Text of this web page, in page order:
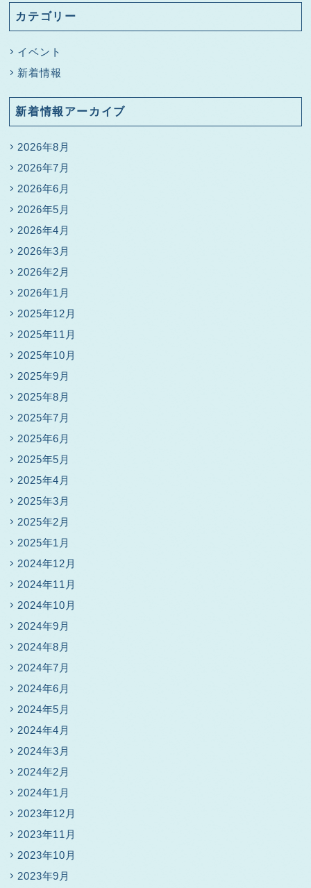
カテゴリー
イベント
新着情報
新着情報アーカイブ
2026年8月
2026年7月
2026年6月
2026年5月
2026年4月
2026年3月
2026年2月
2026年1月
2025年12月
2025年11月
2025年10月
2025年9月
2025年8月
2025年7月
2025年6月
2025年5月
2025年4月
2025年3月
2025年2月
2025年1月
2024年12月
2024年11月
2024年10月
2024年9月
2024年8月
2024年7月
2024年6月
2024年5月
2024年4月
2024年3月
2024年2月
2024年1月
2023年12月
2023年11月
2023年10月
2023年9月